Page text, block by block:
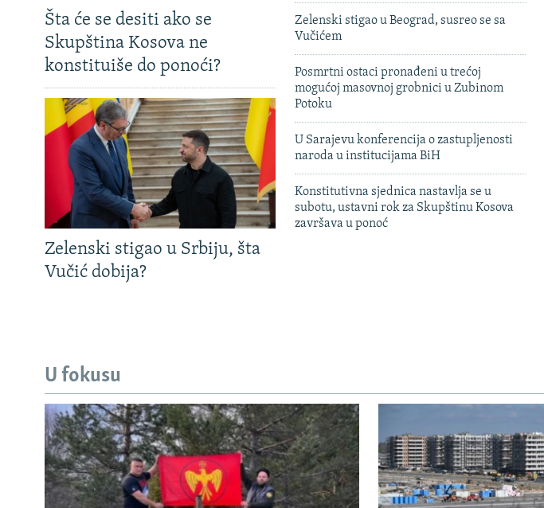
Šta će se desiti ako se
Skupština Kosova ne
konstituiše do ponoći?
Zelenski stigao u Srbiju, šta
Vučić dobija?
Zelenski stigao u Beograd, susreo se sa
Vučićem
Posmrtni ostaci pronađeni u trećoj
mogućoj masovnoj grobnici u Zubinom
Potoku
U Sarajevu konferencija o zastupljenosti
naroda u institucijama BiH
Konstitutivna sjednica nastavlja se u
subotu, ustavni rok za Skupštinu Kosova
završava u ponoć
U fokusu